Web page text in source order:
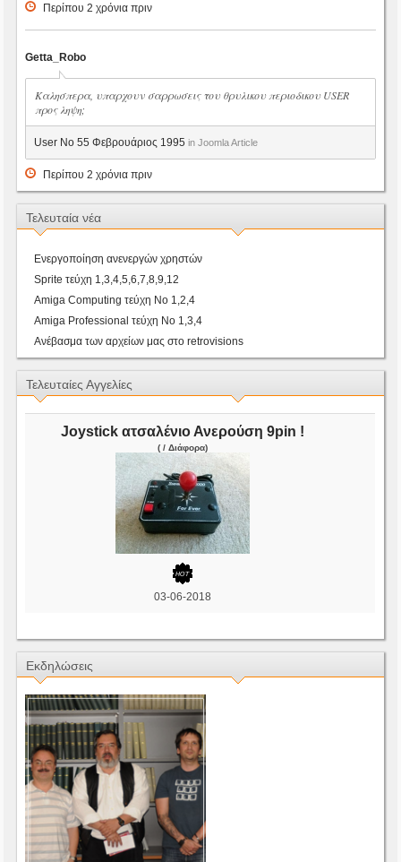
Περίπου 2 χρόνια πριν
Getta_Robo
Καλησπερα, υπαρχουν σαρρωσεις του θρυλικου περιοδικου USER
προς ληψη;
User No 55 Φεβρουάριος 1995 in Joomla Article
Περίπου 2 χρόνια πριν
Τελευταία νέα
Ενεργοποίηση ανενεργών χρηστών
Sprite τεύχη 1,3,4,5,6,7,8,9,12
Amiga Computing τεύχη Νο 1,2,4
Amiga Professional τεύχη Νο 1,3,4
Ανέβασμα των αρχείων μας στο retrovisions
Τελευταίες Αγγελίες
Joystick ατσαλένιο Ανερούση 9pin !
( / Διάφορα)
03-06-2018
Εκδηλώσεις